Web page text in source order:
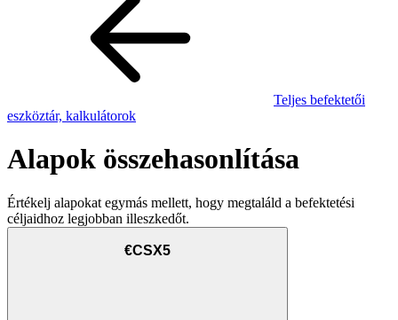
Teljes befektetői
eszköztár, kalkulátorok
Alapok összehasonlítása
Értékelj alapokat egymás mellett, hogy megtaláld a befektetési
céljaidhoz legjobban illeszkedőt.
€CSX5